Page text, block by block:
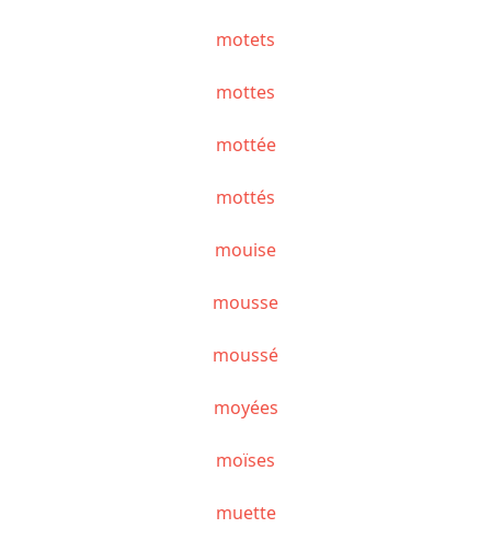
motets
mottes
mottée
mottés
mouise
mousse
moussé
moyées
moïses
muette